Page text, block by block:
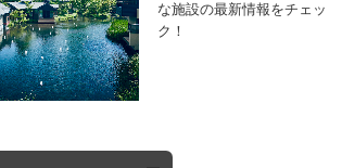
な施設の最新情報をチェッ
ク！